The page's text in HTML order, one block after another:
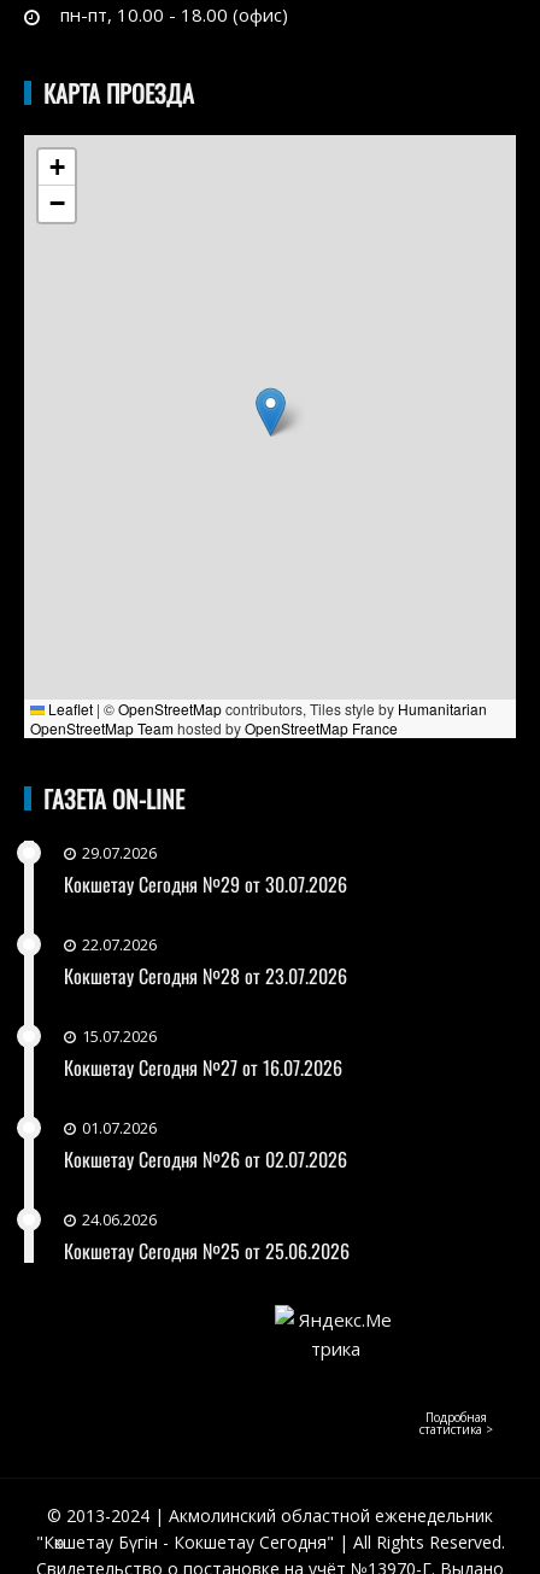
пн-пт, 10.00 - 18.00 (офис)
КАРТА ПРОЕЗДА
+
−
Leaflet | ©OpenStreetMapcontributors, Tiles style by Humanitarian
OpenStreetMap Teamhosted byOpenStreetMap France
ГАЗЕТА ON-LINE
29.07.2026
Кокшетау Сегодня №29 от 30.07.2026
22.07.2026
Кокшетау Сегодня №28 от 23.07.2026
15.07.2026
Кокшетау Сегодня №27 от 16.07.2026
01.07.2026
Кокшетау Сегодня №26 от 02.07.2026
24.06.2026
Кокшетау Сегодня №25 от 25.06.2026
Подробная
статистика >
© 2013-2024 | Акмолинский областной еженедельник
"Көкшетау Бүгін - Кокшетау Сегодня" | All Rights Reserved.
Свидетельство о постановке на учёт №13970-Г. Выдано